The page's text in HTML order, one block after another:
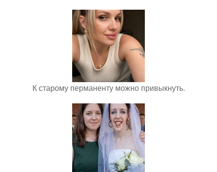
К старому перманенту можно привыкнуть.